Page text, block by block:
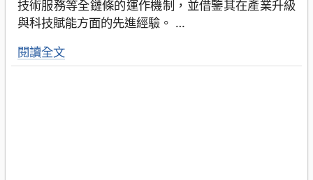
技術服務等全鏈條的運作機制，並借鑒其在產業升級
與科技賦能方面的先進經驗。 …
閱讀全文